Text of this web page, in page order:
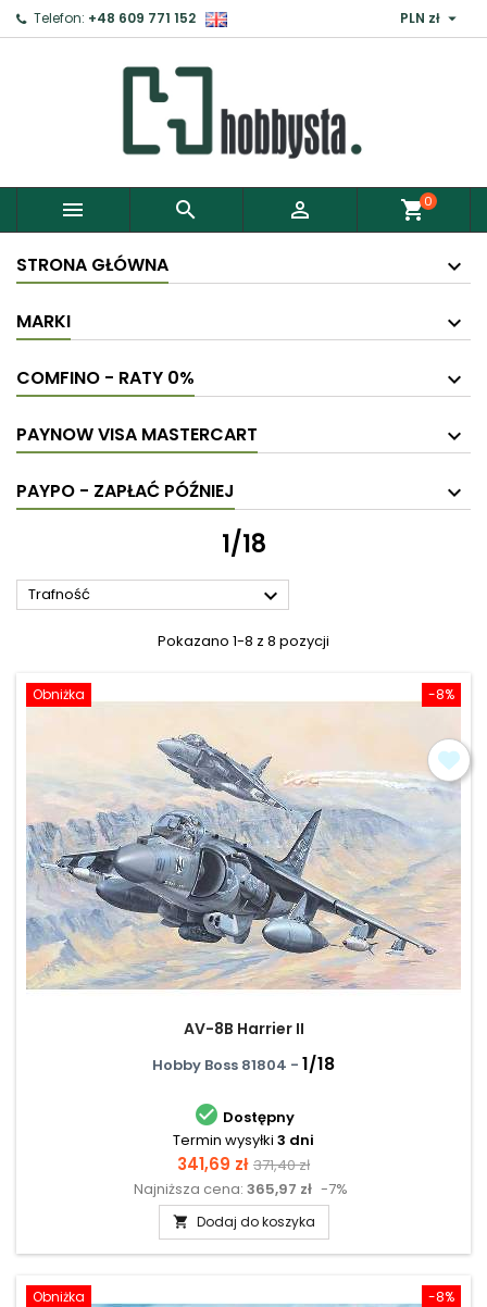
Telefon: +48 609 771 152 PLN zł 
   shopping_cart0
STRONA GŁÓWNA
MARKI
COMFINO - RATY 0%
PAYNOW VISA MASTERCART
PAYPO - ZAPŁAĆ PÓŹNIEJ
1/18
Trafność 
Pokazano 1-8 z 8 pozycji
-8%
Obniżka
AV-8B Harrier II
Hobby Boss 81804 - 1/18
 Dostępny
Termin wysyłki 3 dni
Cena
341,69 zł Cena
podstawowa
371,40 zł
Najniższa cena: 365,97 zł -7%
 Dodaj do koszyka
-8%
Obniżka
Zaloguj ×
Aby zapisać produkty do Schowka, musisz się
Anuluj Zaloguj